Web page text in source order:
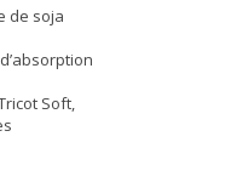
de soja
Soft,